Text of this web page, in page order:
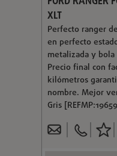
XLT
Perfecto ranger
en perfecto
metalizada y
Precio final con
kilómetros
nombre. Mejor
Gris